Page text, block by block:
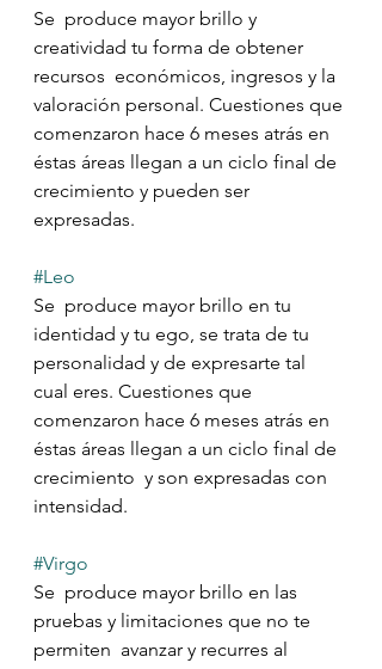
Se  produce mayor brillo y
creatividad tu forma de obtener
recursos  económicos, ingresos y la
valoración personal. Cuestiones que
comenzaron hace 6 meses atrás en
éstas áreas llegan a un ciclo final de
crecimiento y pueden ser
expresadas.
#Leo
Se  produce mayor brillo en tu
identidad y tu ego, se trata de tu
personalidad y de expresarte tal
cual eres. Cuestiones que
comenzaron hace 6 meses atrás en
éstas áreas llegan a un ciclo final de
crecimiento  y son expresadas con
intensidad.
#Virgo
Se  produce mayor brillo en las
pruebas y limitaciones que no te
permiten  avanzar y recurres al